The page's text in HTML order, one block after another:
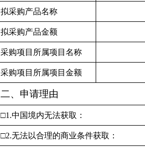
拟采购产品名称
拟采购产品金额
采购项目所属项目名称
采购项目所属项目金额
二、申请理由
□1.中国境内无法获取：
□2.无法以合理的商业条件获取：